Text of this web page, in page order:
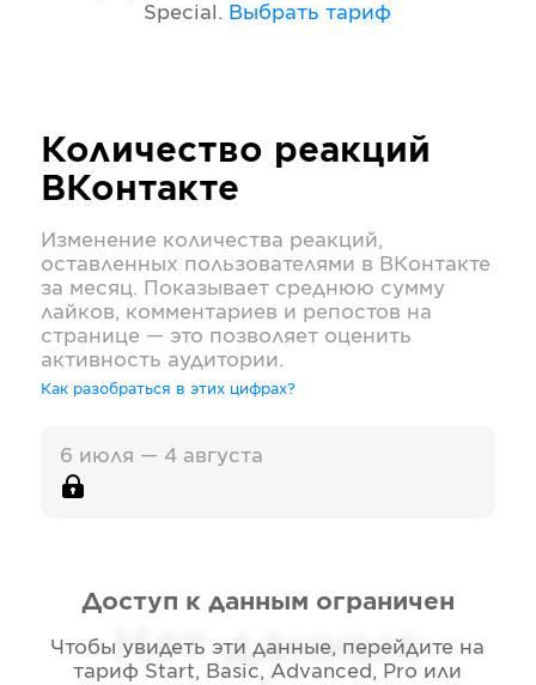
Special . Выбрать тариф
Количество реакций
ВКонтакте
Изменение количества реакций,
оставленных пользователями в ВКонтакте
за месяц. Показывает среднюю сумму
лайков, комментариев и репостов на
странице — это позволяет оценить
активность аудитории.
Как разобраться в этих цифрах?
6 июля — 4 августа
Нет данных
Доступ к данным ограничен
Чтобы увидеть эти данные, перейдите на
тариф Start, Basic, Advanced, Pro или